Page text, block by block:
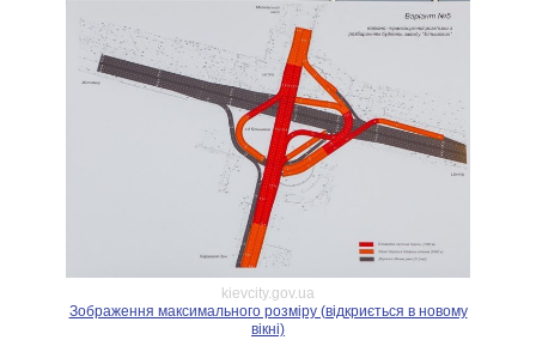
kievcity.gov.ua
Зображення максимального розміру (відкриється в новому
вікні)